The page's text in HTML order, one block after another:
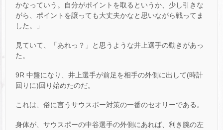
かなっていう。自分がポイントを取るというか、少し引きな
がら、ポイントを譲っても大丈夫かなと思いながら戦ってま
した。」
見ていて、「あれっ？」と思うような井上選手の動きがあっ
た。
9R 中盤になり、井上選手が前足を相手の外側に出して(時計
回りに)回り始めたのだ。
これは、俗に言うサウスポー対策の一番のセオリーである。
身体が、サウスポーの中谷選手の外側にあれば、利き腕の左